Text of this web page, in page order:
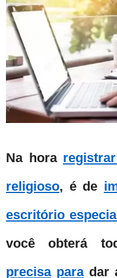
Na hora
religioso, é de
escritório
você obterá
precisa paradar